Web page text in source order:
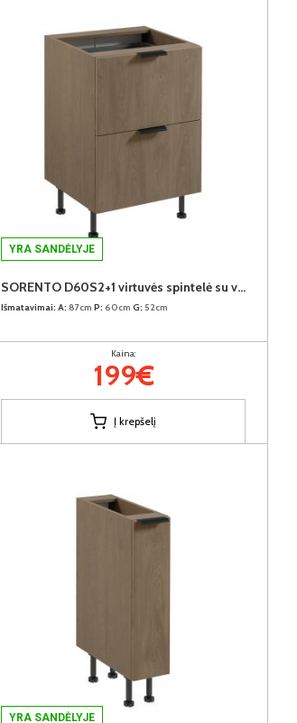
YRA SANDĖLYJE
SORENTO D60S2+1 virtuvės spintelė su vidiniu stalčiumi (Baltic Storm/Baltic Storm)
Išmatavimai: A: 87cm P: 60cm G: 52cm
Kaina:
199€
Į krepšelį
YRA SANDĖLYJE